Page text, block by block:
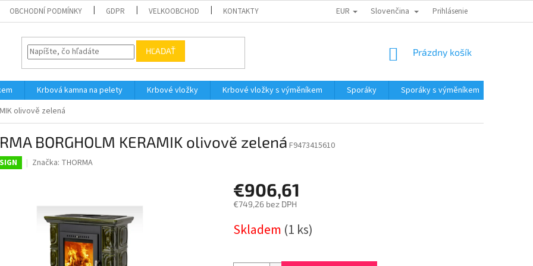
OBCHODNÍ PODMÍNKY GDPR VELKOOBCHOD KONTAKTY PARTNEŘI ODSTOUPENÍ OD KUPNÍ SMLOUVY
EUR Slovenčina Prihlásenie
HĽADAŤ
NÁKUPNÝ
Prázdny košík
Krbová kamna na pelety Krbové vložky Krbové vložky s výměníkem Sporáky Sporáky s výměníkem
olivově zelená
BORGHOLM KERAMIK olivově zelená F9473415610
Značka: THORMA
€906,61
€749,26 bez DPH
cena:
Skladem (1 ks)